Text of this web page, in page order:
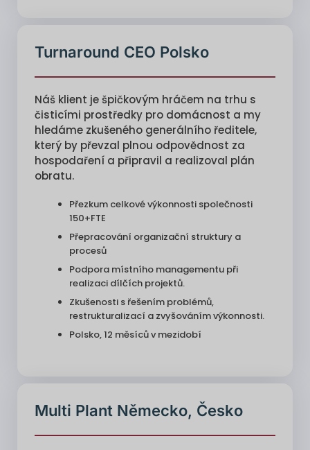
Turnaround CEO Polsko
Náš klient je špičkovým hráčem na trhu s
čisticími prostředky pro domácnost a my
hledáme zkušeného generálního ředitele,
který by převzal plnou odpovědnost za
hospodaření a připravil a realizoval plán
obratu.
Přezkum celkové výkonnosti společnosti
150+FTE
Přepracování organizační struktury a
procesů
Podpora místního managementu při
realizaci dílčích projektů.
Zkušenosti s řešením problémů,
restrukturalizací a zvyšováním výkonnosti.
Polsko, 12 měsíců v mezidobí
Multi Plant Německo, Česko